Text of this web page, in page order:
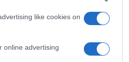
like cookies on
online advertising
mintegy 25 millió
–
Oroszországon kívül,